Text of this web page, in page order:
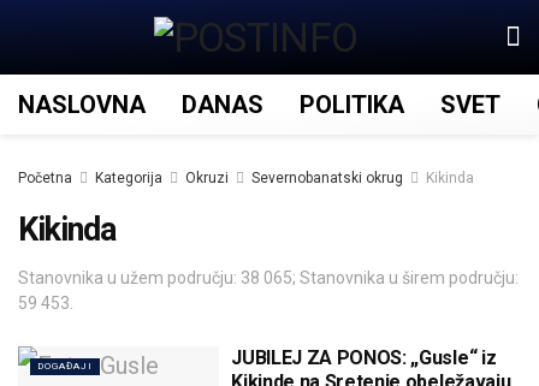
NASLOVNA DANAS POLITIKA SVET
Početna Kategorija Okruzi Severnobanatski okrug Kikinda
Kikinda
Stanovnika u užem području: 38 065; Stanovnika u širem području:
59 453.
DOGAĐAJI
JUBILEJ ZA PONOS: „Gusle“ iz
Kikinde na Sretenje obeležavaju